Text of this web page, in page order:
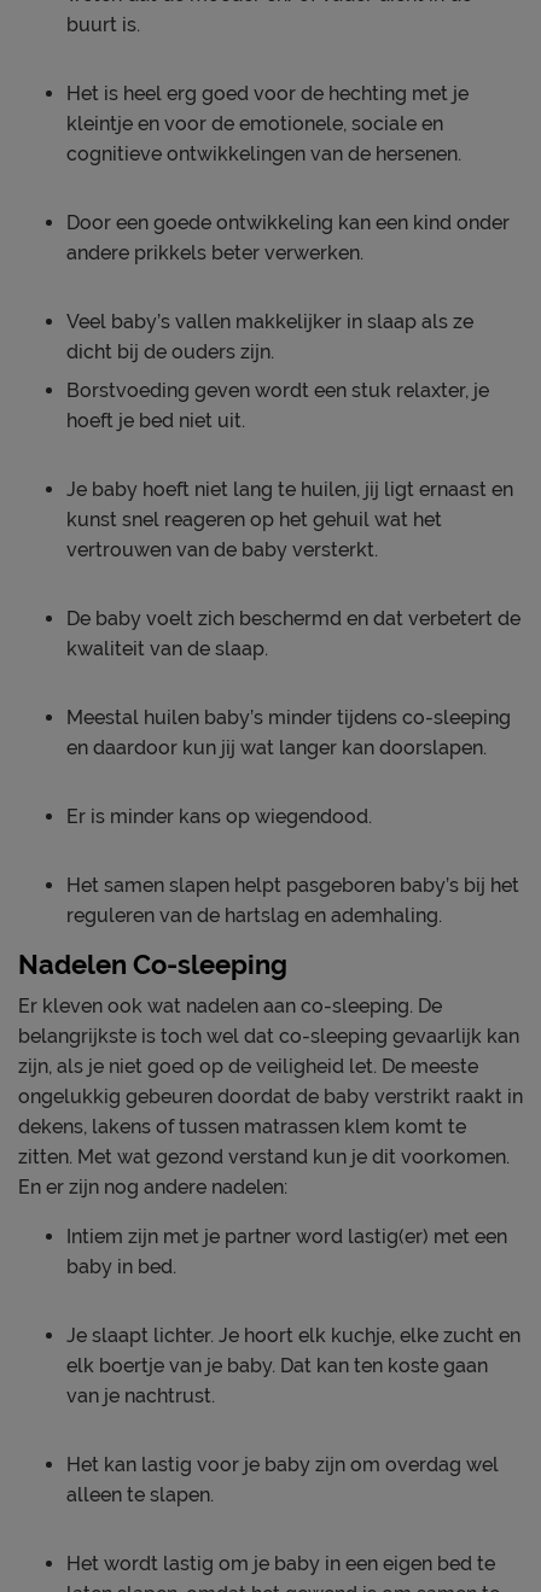
buurt is.
Het is heel erg goed voor de hechting met je
kleintje en voor de emotionele, sociale en
cognitieve ontwikkelingen van de hersenen.
Door een goede ontwikkeling kan een kind onder
andere prikkels beter verwerken.
Veel baby’s vallen makkelijker in slaap als ze
dicht bij de ouders zijn.
Borstvoeding geven wordt een stuk relaxter, je
hoeft je bed niet uit.
Je baby hoeft niet lang te huilen, jij ligt ernaast en
kunst snel reageren op het gehuil wat het
vertrouwen van de baby versterkt.
De baby voelt zich beschermd en dat verbetert de
kwaliteit van de slaap.
Meestal huilen baby’s minder tijdens co-sleeping
en daardoor kun jij wat langer kan doorslapen.
Er is minder kans op wiegendood.
Het samen slapen helpt pasgeboren baby’s bij het
reguleren van de hartslag en ademhaling.
Nadelen Co-sleeping
Er kleven ook wat nadelen aan co-sleeping. De
belangrijkste is toch wel dat co-sleeping gevaarlijk kan
zijn, als je niet goed op de veiligheid let. De meeste
ongelukkig gebeuren doordat de baby verstrikt raakt in
dekens, lakens of tussen matrassen klem komt te
zitten. Met wat gezond verstand kun je dit voorkomen.
En er zijn nog andere nadelen:
Intiem zijn met je partner word lastig(er) met een
baby in bed.
Je slaapt lichter. Je hoort elk kuchje, elke zucht en
elk boertje van je baby. Dat kan ten koste gaan
van je nachtrust.
Het kan lastig voor je baby zijn om overdag wel
alleen te slapen.
Het wordt lastig om je baby in een eigen bed te